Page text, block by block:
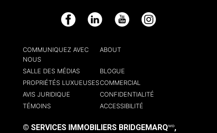
Facebook LinkedIn YouTube Instagram
COMMUNIQUEZ AVEC
NOUS
ABOUT
SALLE DES MÉDIAS
BLOGUE
PROPRIÉTÉS LUXUEUSESCOMMERCIAL
AVIS JURIDIQUE
CONFIDENTIALITÉ
TÉMOINS
ACCESSIBILITÉ
© SERVICES IMMOBILIERS BRIDGEMARQ MD,